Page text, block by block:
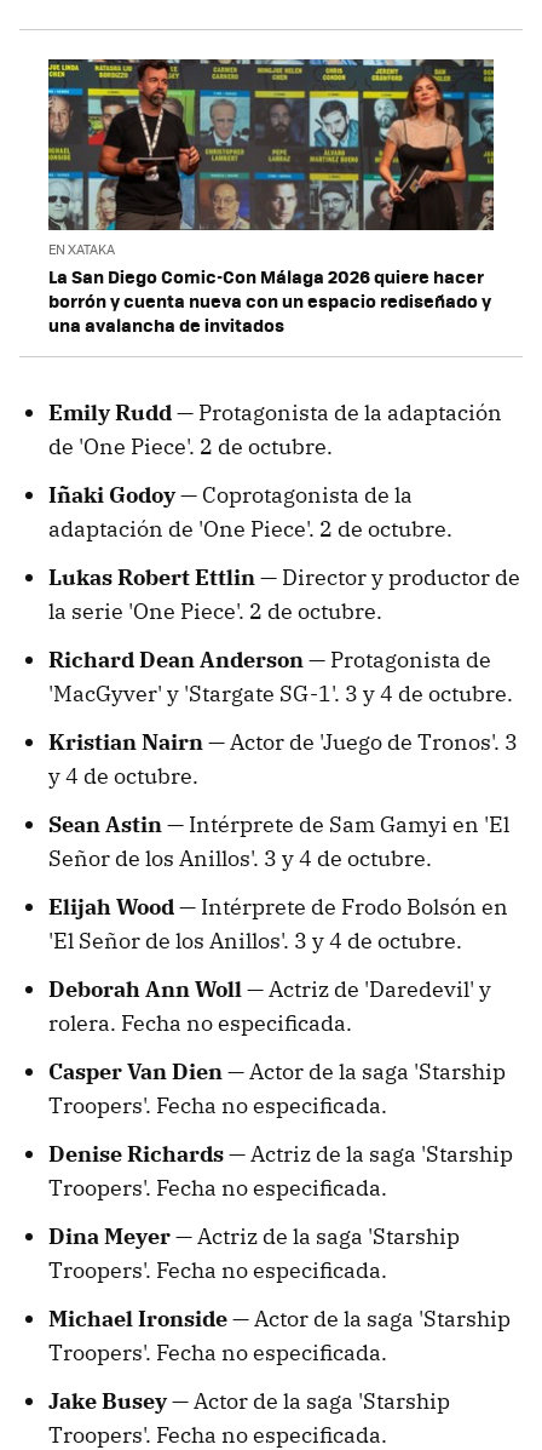
EN XATAKA
La San Diego Comic-Con Málaga 2026 quiere hacer
borrón y cuenta nueva con un espacio rediseñado y
una avalancha de invitados
Emily Rudd — Protagonista de la adaptación
de 'One Piece'. 2 de octubre.
Iñaki Godoy — Coprotagonista de la
adaptación de 'One Piece'. 2 de octubre.
Lukas Robert Ettlin — Director y productor de
la serie 'One Piece'. 2 de octubre.
Richard Dean Anderson — Protagonista de
'MacGyver' y 'Stargate SG-1'. 3 y 4 de octubre.
Kristian Nairn —Actor de 'Juego de Tronos'. 3
y 4 de octubre.
Sean Astin — Intérprete de Sam Gamyi en 'El
Señor de los Anillos'. 3 y 4 de octubre.
Elijah Wood — Intérprete de Frodo Bolsón en
'El Señor de los Anillos'. 3 y 4 de octubre.
Deborah Ann Woll —Actriz de 'Daredevil' y
rolera. Fecha no especificada.
Casper Van Dien —Actor de la saga 'Starship
Troopers'. Fecha no especificada.
Denise Richards —Actriz de la saga 'Starship
Troopers'. Fecha no especificada.
Dina Meyer —Actriz de la saga 'Starship
Troopers'. Fecha no especificada.
Michael Ironside —Actor de la saga 'Starship
Troopers'. Fecha no especificada.
Jake Busey —Actor de la saga 'Starship
Troopers'. Fecha no especificada.